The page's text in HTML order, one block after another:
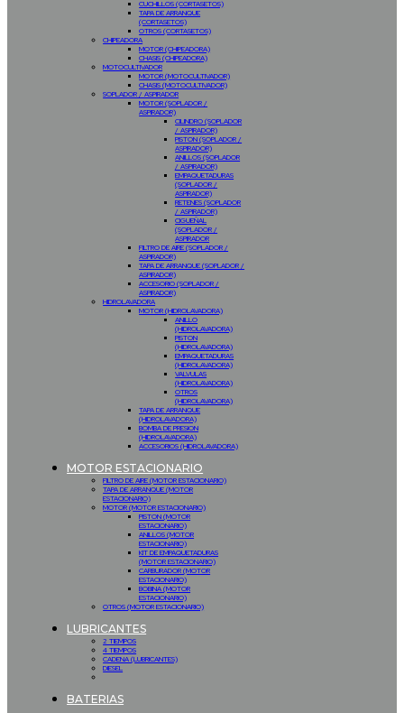
CUCHILLOS (CORTASETOS)
TAPA DE ARRANQUE
(CORTASETOS)
OTROS (CORTASETOS)
CHIPEADORA
MOTOR (CHIPEADORA)
CHASIS (CHIPEADORA)
MOTOCULTIVADOR
MOTOR (MOTOCULTIVADOR)
CHASIS (MOTOCULTIVADOR)
SOPLADOR / ASPIRADOR
MOTOR (SOPLADOR /
ASPIRADOR)
CILINDRO (SOPLADOR
/ ASPIRADOR)
PISTON (SOPLADOR /
ASPIRADOR)
ANILLOS (SOPLADOR
/ ASPIRADOR)
EMPAQUETADURAS
(SOPLADOR /
ASPIRADOR)
RETENES (SOPLADOR
/ ASPIRADOR)
CIGUEÑAL
(SOPLADOR /
ASPIRADOR
FILTRO DE AIRE (SOPLADOR /
ASPIRADOR)
TAPA DE ARRANQUE (SOPLADOR /
ASPIRADOR)
ACCESORIO (SOPLADOR /
ASPIRADOR)
HIDROLAVADORA
MOTOR (HIDROLAVADORA)
ANILLO
(HIDROLAVADORA)
PISTON
(HIDROLAVADORA)
EMPAQUETADURAS
(HIDROLAVADORA)
VALVULAS
(HIDROLAVADORA)
OTROS
(HIDROLAVADORA)
TAPA DE ARRANQUE
(HIDROLAVADORA)
BOMBA DE PRESION
(HIDROLAVADORA)
ACCESORIOS (HIDROLAVADORA)
MOTOR ESTACIONARIO
FILTRO DE AIRE (MOTOR ESTACIONARIO)
TAPA DE ARRANQUE (MOTOR
ESTACIONARIO)
MOTOR (MOTOR ESTACIONARIO)
PISTON (MOTOR
ESTACIONARIO)
ANILLOS (MOTOR
ESTACIONARIO)
KIT DE EMPAQUETADURAS
(MOTOR ESTACIONARIO)
CARBURADOR (MOTOR
ESTACIONARIO)
BOBINA (MOTOR
ESTACIONARIO)
OTROS (MOTOR ESTACIONARIO)
LUBRICANTES
2 TIEMPOS
4 TIEMPOS
CADENA (LUBRICANTES)
DIESEL
BATERIAS